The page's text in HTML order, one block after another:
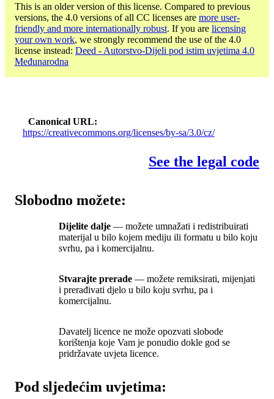
This is an older version of this license. Compared to previous
versions, the 4.0 versions of all CC licenses are more user-
friendly and more internationally robust. If you are licensing
your own work, we strongly recommend the use of the 4.0
license instead: Deed - Autorstvo-Dijeli pod istim uvjetima 4.0
Međunarodna
Canonical URL
https://creativecommons.org/licenses/by-sa/3.0/cz/
See the legal code
Slobodno možete:
Dijelite dalje — možete umnažati i redistribuirati
materijal u bilo kojem mediju ili formatu u bilo koju
svrhu, pa i komercijalnu.
Stvarajte prerade — možete remiksirati, mijenjati
i prerađivati djelo u bilo koju svrhu, pa i
komercijalnu.
Davatelj licence ne može opozvati slobode
korištenja koje Vam je ponudio dokle god se
pridržavate uvjeta licence.
Pod sljedećim uvjetima: